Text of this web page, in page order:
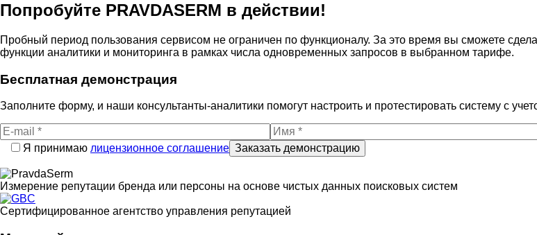
Попробуйте PRAVDASERM в действии!
Пробный период пользования сервисом не ограничен по функционалу. За это время вы сможете
функции аналитики и мониторинга в рамках числа одновременных запросов в выбранном тарифе.
Бесплатная демонстрация
Заполните форму, и наши консультанты-аналитики помогут настроить и протестировать систему с
Я принимаю лицензионное соглашение
Измерение репутации бренда или персоны на основе чистых данных поисковых систем
Cертифицированное агентство управления репутацией